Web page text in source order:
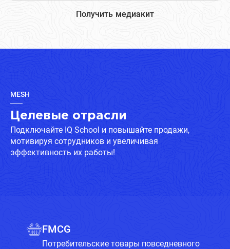
Получить медиакит
MESH
Целевые отрасли
Подключайте IQ School и повышайте продажи,
мотивируя сотрудников и увеличивая
эффективность их работы!
FMCG
Потребительские товары повседневного